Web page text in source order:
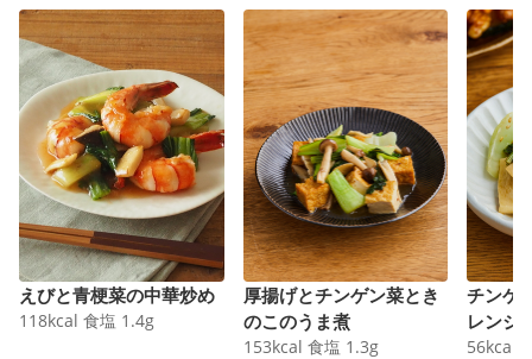
えびと青梗菜の中華炒め
118kcal 食塩 1.4g
厚揚げとチンゲン菜とき
のこのうま煮
153kcal 食塩 1.3g
チンゲ
レンジ
56kcal